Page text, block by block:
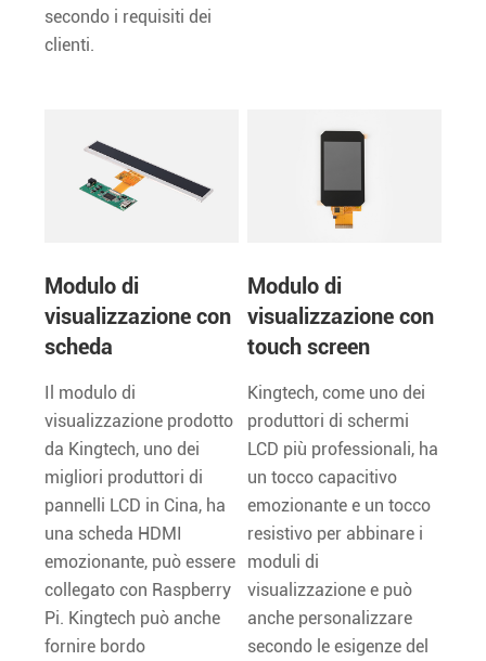
secondo i requisiti dei
clienti.
Modulo di
visualizzazione con
scheda
Il modulo di
visualizzazione prodotto
da Kingtech, uno dei
migliori produttori di
pannelli LCD in Cina, ha
una scheda HDMI
emozionante, può essere
collegato con Raspberry
Pi. Kingtech può anche
fornire bordo
Modulo di
visualizzazione con
touch screen
Kingtech, come uno dei
produttori di schermi
LCD più professionali, ha
un tocco capacitivo
emozionante e un tocco
resistivo per abbinare i
moduli di
visualizzazione e può
anche personalizzare
secondo le esigenze del